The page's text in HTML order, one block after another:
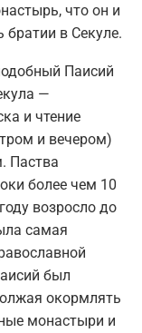
что он и
братии в Секуле.
Паисий
—
и чтение
и вечером)
Паства
более чем 10
возросло до
самая
был
окормлять
монастыри и